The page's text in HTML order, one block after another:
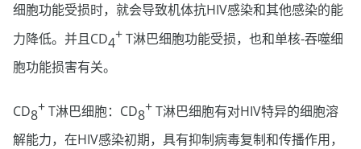
细胞功能受损时，就会导致机体抗HIV感染和其他感染的能
力降低。并且CD4+T淋巴细胞功能受损，也和单核-吞噬细
胞功能损害有关。
CD8+T淋巴细胞：CD8+T淋巴细胞有对HIV特异的细胞溶
解能力，在HIV感染初期，具有抑制病毒复制和传播作用，